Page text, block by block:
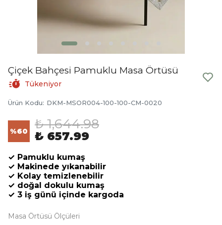
Çiçek Bahçesi Pamuklu Masa Örtüsü
Tükeniyor
Ürün Kodu: DKM-MSOR004-100-100-CM-0020
%60 ₺ 1,644.98
₺ 657.99
✓ Pamuklu kumaş
✓ Makinede yıkanabilir
✓ Kolay temizlenebilir
✓ doğal dokulu kumaş
✓ 3 iş günü içinde kargoda
Masa Örtüsü Ölçüleri